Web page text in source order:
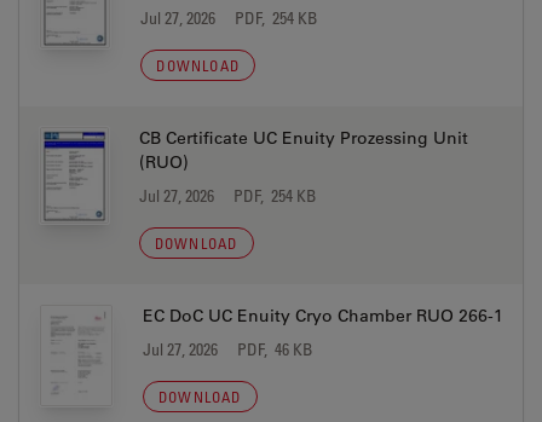
Jul 27, 2026 PDF, 254 KB
DOWNLOAD
CB Certificate UC Enuity Prozessing Unit
(RUO)
Jul 27, 2026 PDF, 254 KB
DOWNLOAD
EC DoC UC Enuity Cryo Chamber RUO 266-1
Jul 27, 2026 PDF, 46 KB
DOWNLOAD